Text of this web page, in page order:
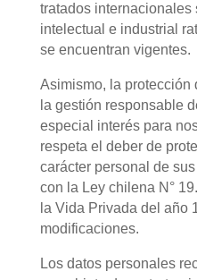
tratados internacionales
intelectual e industrial
se encuentran vigentes.
Asimismo, la protección
la gestión responsable
especial interés para
respeta el deber de
carácter personal de
con la Ley chilena N°
la Vida Privada del año
modificaciones.
Los datos personales